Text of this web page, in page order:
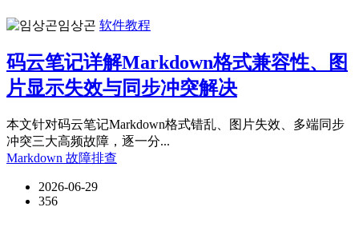
임상곤 软件教程
码云笔记详解Markdown格式兼容性、图
片显示失效与同步冲突解决
本文针对码云笔记Markdown格式错乱、图片失效、多端同步
冲突三大高频故障，逐一分...
Markdown 故障排查
2026-06-29
356